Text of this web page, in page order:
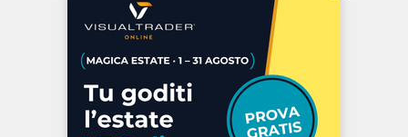
P.IVA 02 452 460 401
Chi siamo
Commenti e segnalazioni
Contattaci